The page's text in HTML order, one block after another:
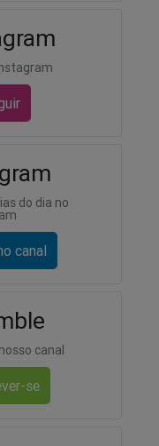
do dia no
canal
canal
se